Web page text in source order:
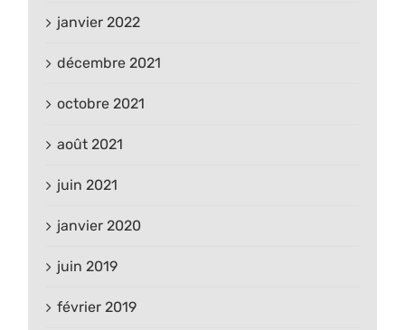
janvier 2022
décembre 2021
octobre 2021
août 2021
juin 2021
janvier 2020
juin 2019
février 2019